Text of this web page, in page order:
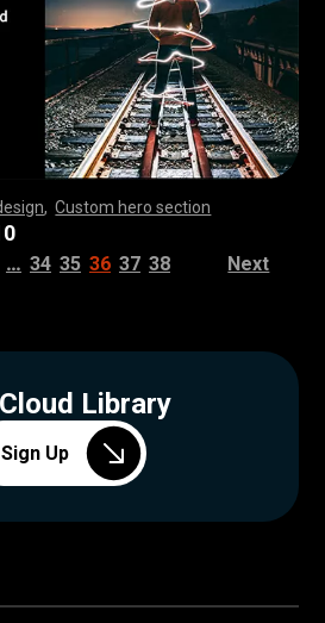
,Custom hero section
,,,,,,, ,,,,,,,,,,,,,,,,,,,,,,,
,,,,,,, ,,,,,,,,,,,,,,,,,,,,,,,
… 34 35 36 37 38 Next
Library
Sign Up